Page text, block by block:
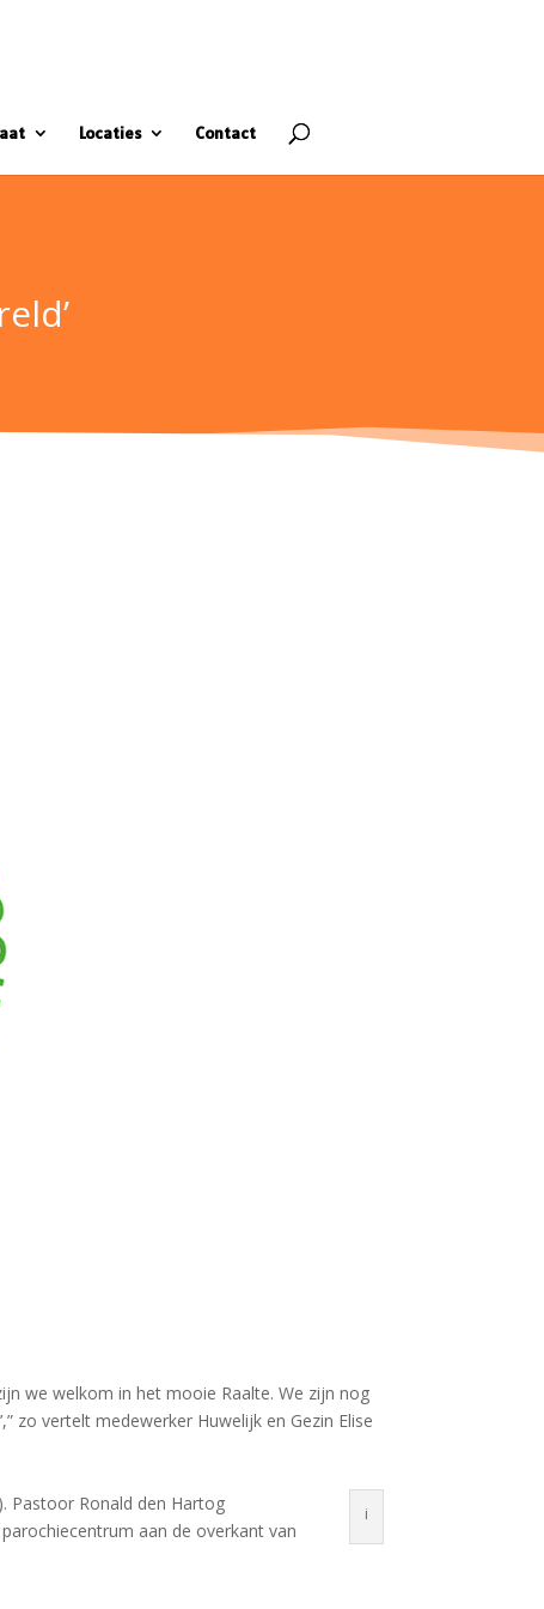
Locaties Contact
we welkom in het mooie Raalte. We zijn nog
zo vertelt medewerker Huwelijk en Gezin Elise
i
Pastoor Ronald den Hartog
aan de overkant van